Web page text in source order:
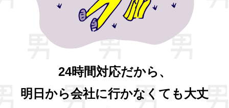
24時間対応だから、
明日から会社に行かなくても大丈